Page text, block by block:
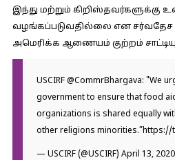
இந்து மற்றும் கிறிஸ்தவர்களுக்கு
வழங்கப்படுவதில்லை என சர்வதேச
அமெரிக்க ஆணையம் குற்றம்
USCIRF @CommrBhargava: "We
government to ensure that food
organizations is shared equally
other religions minorities.”https://
— USCIRF (@USCIRF) April 13, 2020